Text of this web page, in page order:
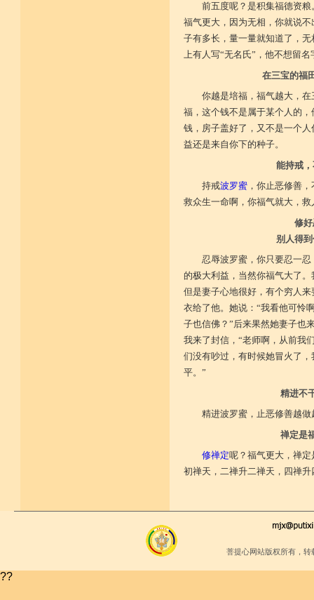
前五度呢？是积集福德资
福气更大，因为无相，你就说
子有多长，量一量就知道了，
上有人写“无名氏”，他不想留
在三宝的福
你越是培福，福气越大，
福，这个钱不是属于某个人的
钱，房子盖好了，又不是一个
益还是来自你下的种子。
能持戒
持戒波罗蜜，你止恶修善，
救众生一命啊，你福气就大，救
修
别人得
忍辱波罗蜜，你只要忍一
的极大利益，当然你福气大了
但是妻子心地很好，有个穷人
衣给了他。她说：“我看他可怜
子也信佛？”后来果然她妻子也
我来了封信，“老师啊，从前我
们没有吵过，有时候她冒火了
平。”
精进不
精进波罗蜜，止恶修善越
禅定是
修禅定呢？福气更大，禅
初禅天，二禅升二禅天，四禅
菩提心网站版权所有，
??